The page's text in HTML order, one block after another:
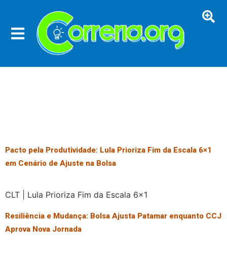
Pacto pela Produtividade: Lula Prioriza Fim da Escala 6×1
em Cenário de Ajuste na Bolsa
CLT | Lula Prioriza Fim da Escala 6×1
Resiliência e Mudança: Bolsa Ajusta Patamar enquanto CCJ
Aprova Nova Jornada